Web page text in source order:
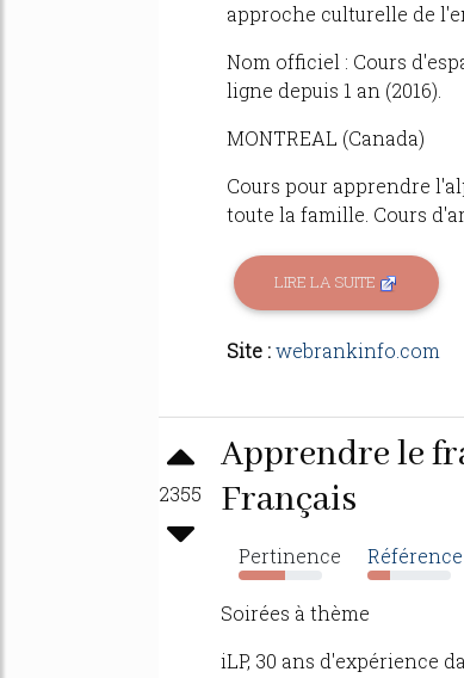
approche culturelle de
Nom officiel : Cours
ligne depuis 1 an (2016).
MONTREAL (Canada)
Cours pour apprendre
toute la famille. Cours
LIRE LA SUITE
Site :webrankinfo.com
2355
Apprendre le
Français
Pertinence
56%
Référence
28%
Soirées à thème
iLP, 30 ans d'expérience